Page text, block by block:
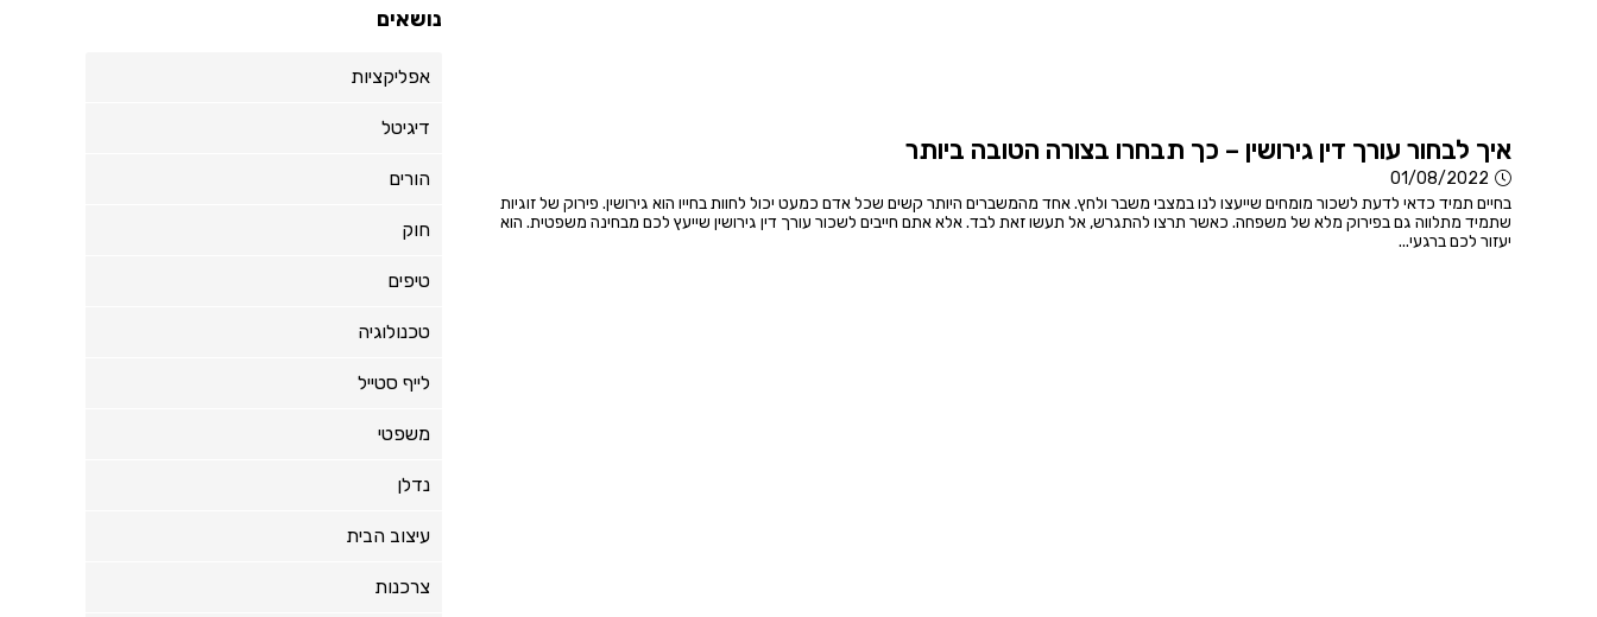
איך לבחור עורך דין גירושין – כך תבחרו בצורה הטובה ביותר
01/08/2022
בחיים תמיד כדאי לדעת לשכור מומחים שייעצו לנו במצבי משבר ולחץ. אחד מהמשברים היותר קשים שכל אדם כמעט יכול לחוות בחייו הוא גירושין. פירוק של זוגיות
שתמיד מתלווה גם בפירוק מלא של משפחה. כאשר תרצו להתגרש, אל תעשו זאת לבד. אלא אתם חייבים לשכור עורך דין גירושין שייעץ לכם מבחינה משפטית. הוא
יעזור לכם ברגעי...
נושאים
אפליקציות
דיגיטל
הורים
חוק
טיפים
טכנולוגיה
לייף סטייל
משפטי
נדלן
עיצוב הבית
צרכנות